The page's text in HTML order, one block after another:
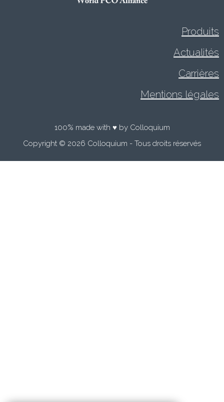
Produits
Actualités
Carrières
Mentions légales
100% made with ♥ by Colloquium
Copyright © 2026 Colloquium - Tous droits réservés